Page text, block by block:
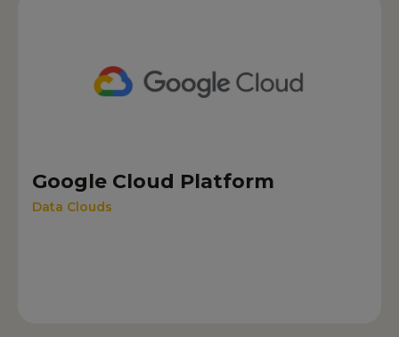
Google Cloud Platform
Data Clouds